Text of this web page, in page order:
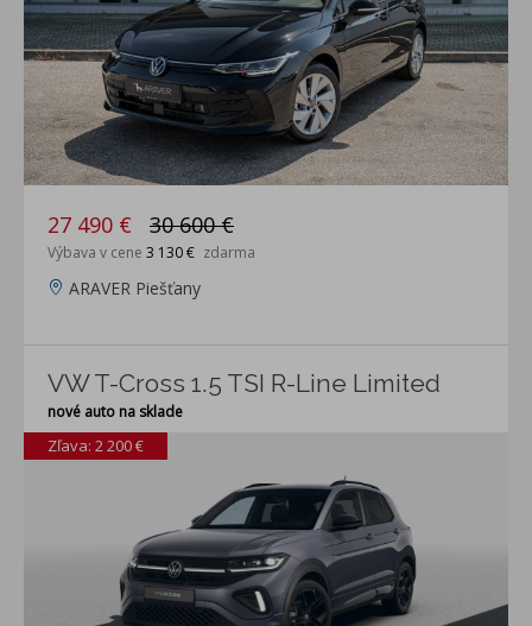
27 490 € 30 600 €
Výbava v cene 3 130 € zdarma
ARAVER Piešťany
VW T-Cross 1.5 TSI R-Line Limited
nové auto na sklade
Zľava: 2 200 €